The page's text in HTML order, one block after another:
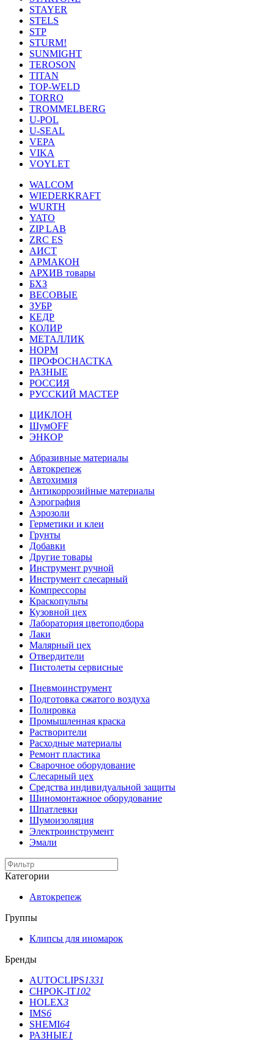
STAYER
STELS
STP
STURM!
SUNMIGHT
TEROSON
TITAN
TOP-WELD
TORRO
TROMMELBERG
U-POL
U-SEAL
VEPA
VIKA
VOYLET
WALCOM
WIEDERKRAFT
WURTH
YATO
ZIP LAB
ZRC ES
АИСТ
АРМАКОН
АРХИВ товары
БХЗ
ВЕСОВЫЕ
ЗУБР
КЕДР
КОЛИР
МЕТАЛЛИК
НОРМ
ПРОФОСНАСТКА
РАЗНЫЕ
РОССИЯ
РУССКИЙ МАСТЕР
ЦИКЛОН
ШумOFF
ЭНКОР
Абразивные материалы
Автокрепеж
Автохимия
Антикоррозийные материалы
Аэрография
Аэрозоли
Герметики и клеи
Грунты
Добавки
Другие товары
Инструмент ручной
Инструмент слесарный
Компрессоры
Краскопульты
Кузовной цех
Лаборатория цветоподбора
Лаки
Малярный цех
Отвердители
Пистолеты сервисные
Пневмоинструмент
Подготовка сжатого воздуха
Полировка
Промышленная краска
Растворители
Расходные материалы
Ремонт пластика
Сварочное оборудование
Слесарный цех
Средства индивидуальной защиты
Шиномонтажное оборудование
Шпатлевки
Шумоизоляция
Электроинструмент
Эмали
Категории
Автокрепеж
Группы
Клипсы для иномарок
Бренды
AUTOCLIPS1331
CHPOK-IT102
HOLEX3
IMS6
SHEMI64
РАЗНЫЕ1